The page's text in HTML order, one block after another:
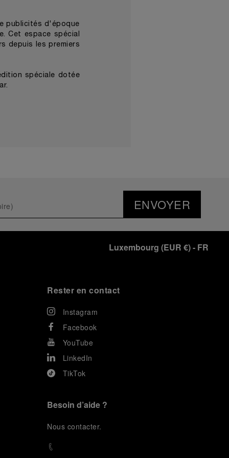
publicités d'époque
Cet espace spécial
depuis les premiers
spéciale dotée
ENVOYER
Luxembourg (EUR €)- FR
Rester en contact
Instagram
Facebook
YouTube
LinkedIn
TikTok
Besoin d’aide ?
Nous contacter.